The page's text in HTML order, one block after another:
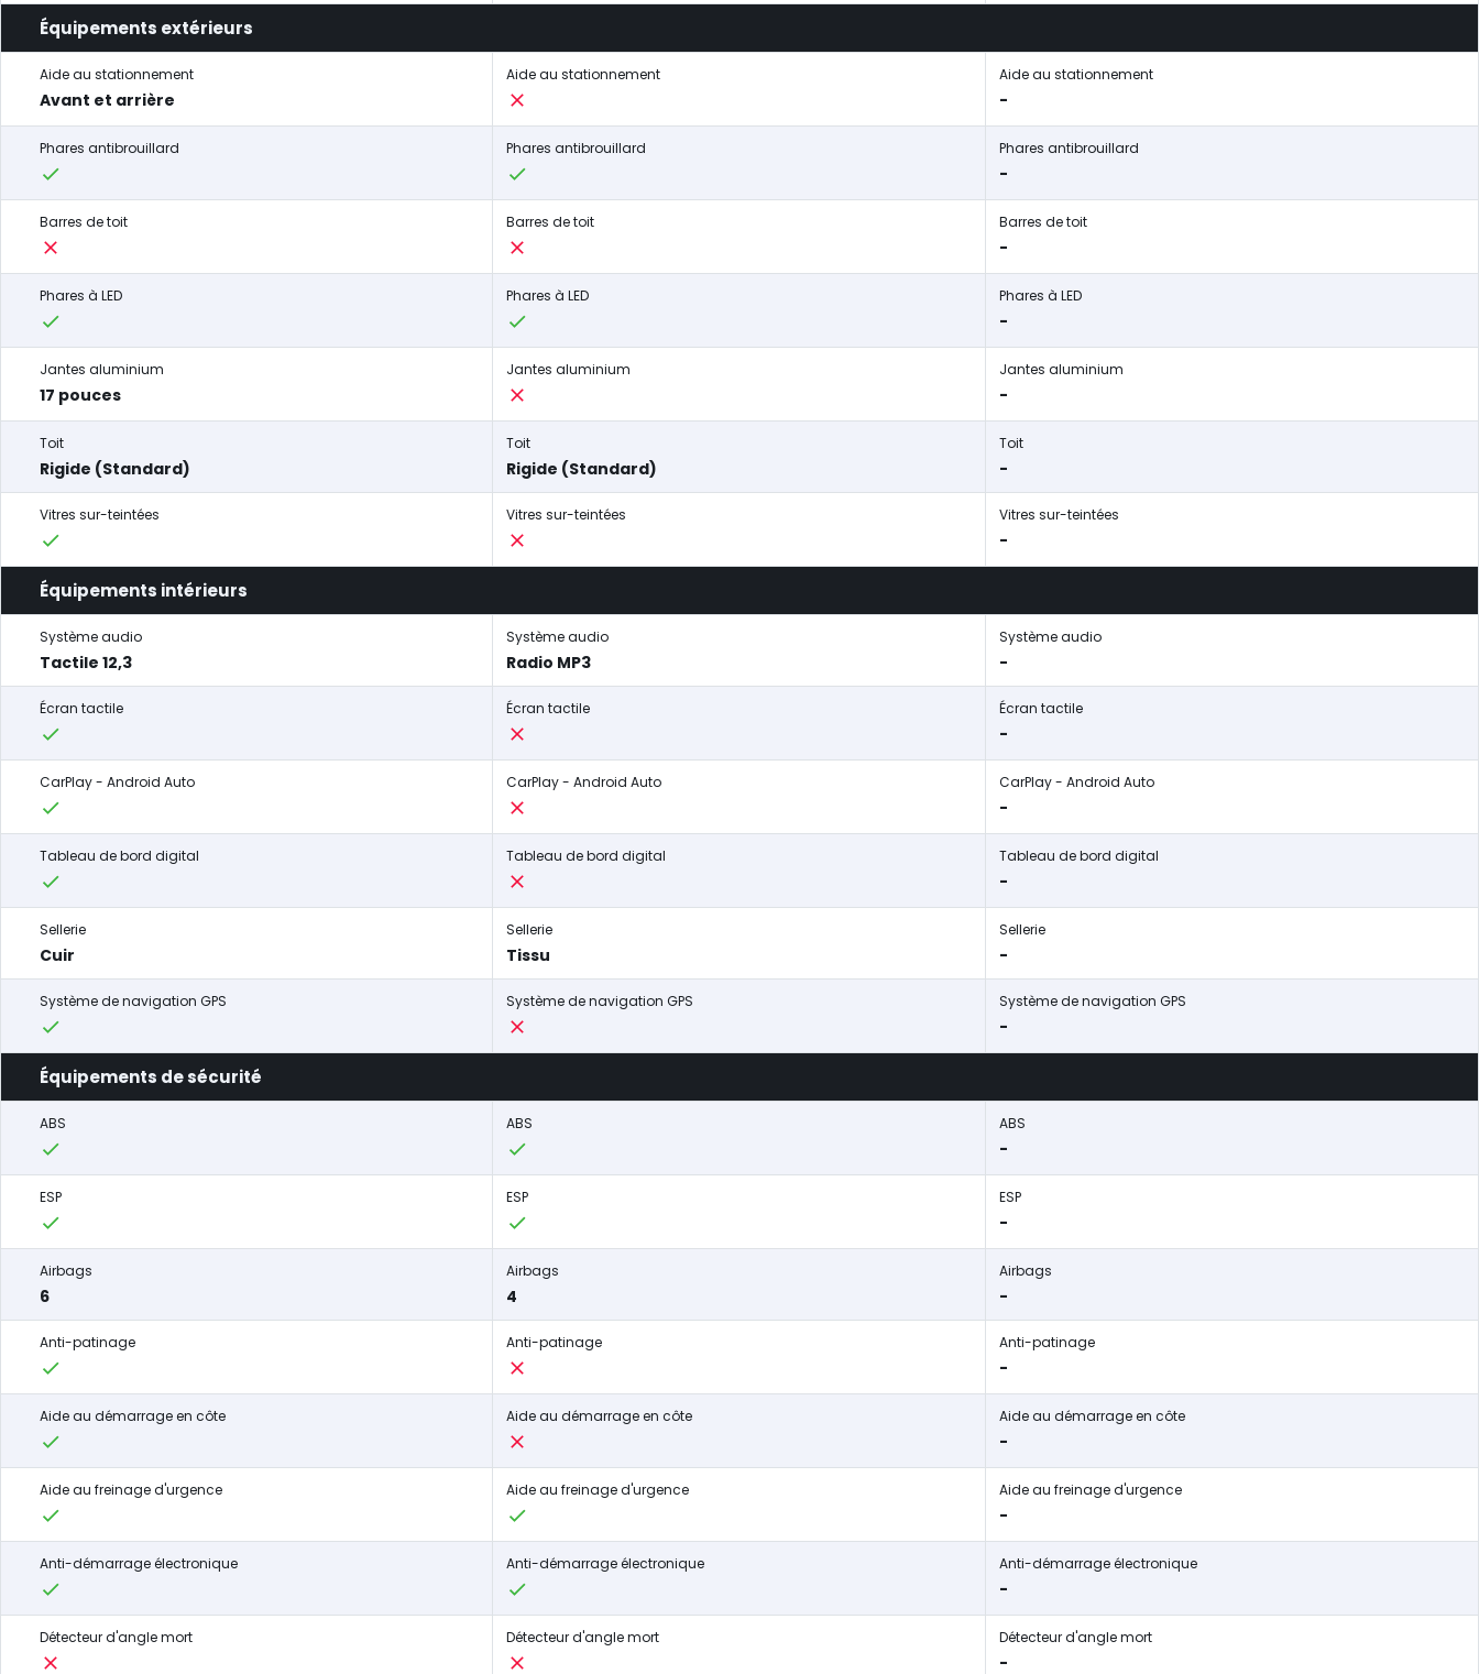
Équipements extérieurs
Aide au stationnement
Avant et arrière
Aide au stationnement Aide au stationnement
-
Phares antibrouillard Phares antibrouillard Phares antibrouillard
-
Barres de toit Barres de toit Barres de toit
-
Phares à LED Phares à LED Phares à LED
-
Jantes aluminium
17 pouces
Jantes aluminium Jantes aluminium
-
Toit
Rigide (Standard)
Toit
Rigide (Standard)
Toit
-
Vitres sur-teintées Vitres sur-teintées Vitres sur-teintées
-
Équipements intérieurs
Système audio
Tactile 12,3
Système audio
Radio MP3
Système audio
-
Écran tactile Écran tactile Écran tactile
-
CarPlay - Android Auto CarPlay - Android Auto CarPlay - Android Auto
-
Tableau de bord digital Tableau de bord digital Tableau de bord digital
-
Sellerie
Cuir
Sellerie
Tissu
Sellerie
-
Système de navigation GPS Système de navigation GPS Système de navigation GPS
-
Équipements de sécurité
ABS ABS ABS
-
ESP ESP ESP
-
Airbags
6
Airbags
4
Airbags
-
Anti-patinage Anti-patinage Anti-patinage
-
Aide au démarrage en côte Aide au démarrage en côte Aide au démarrage en côte
-
Aide au freinage d'urgence Aide au freinage d'urgence Aide au freinage d'urgence
-
Anti-démarrage électronique Anti-démarrage électronique Anti-démarrage électronique
-
Détecteur d'angle mort Détecteur d'angle mort Détecteur d'angle mort
-